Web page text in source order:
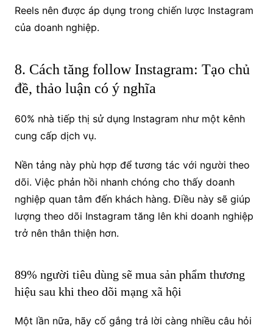
Reels nên được áp dụng trong chiến lược Instagram
của doanh nghiệp.
8. Cách tăng follow Instagram: Tạo chủ
đề, thảo luận có ý nghĩa
60% nhà tiếp thị sử dụng Instagram như một kênh
cung cấp dịch vụ.
Nền tảng này phù hợp để tương tác với người theo
dõi. Việc phản hồi nhanh chóng cho thấy doanh
nghiệp quan tâm đến khách hàng. Điều này sẽ giúp
lượng theo dõi Instagram tăng lên khi doanh nghiệp
trở nên thân thiện hơn.
89% người tiêu dùng sẽ mua sản phẩm thương
hiệu sau khi theo dõi mạng xã hội
Một lần nữa, hãy cố gắng trả lời càng nhiều câu hỏi